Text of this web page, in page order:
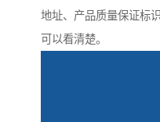
地址、产品质量保证标
可以看清楚。